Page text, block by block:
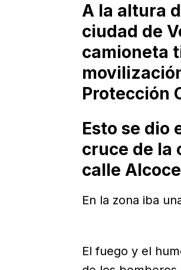
A la altura
ciudad de
camioneta
Protección
Esto se dio
cruce de la
calle
En la zona iba
El fuego y el